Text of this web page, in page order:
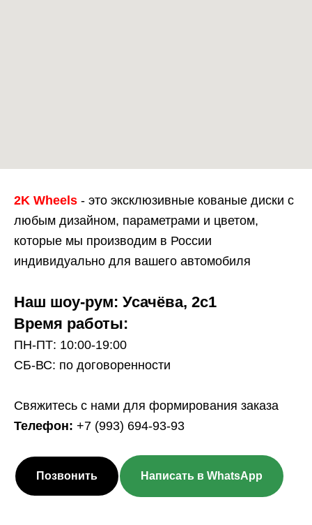
2K Wheels - это эксклюзивные кованые диски с
любым дизайном, параметрами и цветом,
которые мы производим в России
индивидуально для вашего автомобиля
Наш шоу-рум: Усачёва, 2с1
Время работы:
ПН-ПТ: 10:00-19:00
СБ-ВС: по договоренности
Свяжитесь с нами для формирования заказа
Телефон: +7 (993) 694-93-93
Позвонить Написать в WhatsApp